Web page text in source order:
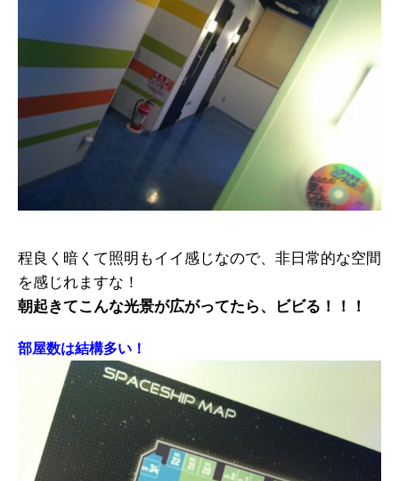
程良く暗くて照明もイイ感じなので、非日常的な空間
を感じれますな！
朝起きてこんな光景が広がってたら、ビビる！！！
部屋数は結構多い！